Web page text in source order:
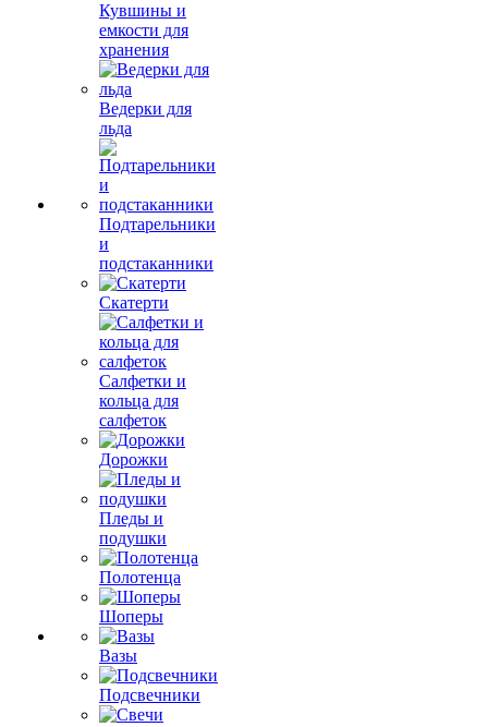
Кувшины и
емкости для
хранения
Ведерки для
льда
Подтарельники
и
подстаканники
Скатерти
Салфетки и
кольца для
салфеток
Дорожки
Пледы и
подушки
Полотенца
Шоперы
Вазы
Подсвечники